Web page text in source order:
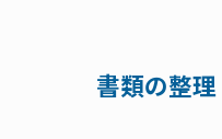
書類の整理